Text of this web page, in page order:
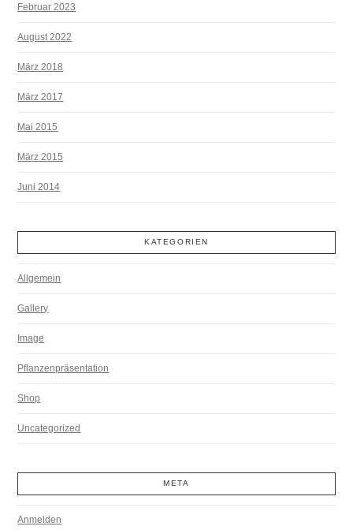
Februar 2023
August 2022
März 2018
März 2017
Mai 2015
März 2015
Juni 2014
KATEGORIEN
Allgemein
Gallery
Image
Pflanzenpräsentation
Shop
Uncategorized
META
Anmelden